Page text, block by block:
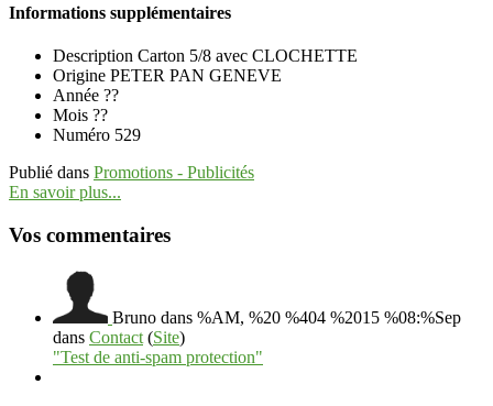
Informations supplémentaires
Description Carton 5/8 avec CLOCHETTE
Origine PETER PAN GENEVE
Année ??
Mois ??
Numéro 529
Publié dans Promotions - Publicités
En savoir plus...
Vos commentaires
Bruno dans %AM, %20 %404 %2015 %08:%Sep
dans Contact (Site)
"Test de anti-spam protection"